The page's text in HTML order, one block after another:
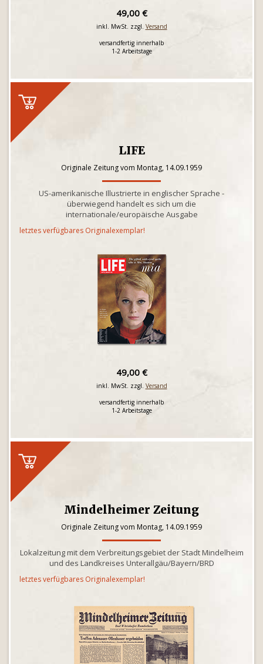
49,00 €
inkl. MwSt. zzgl. Versand
versandfertig innerhalb
1-2 Arbeitstage
LIFE
Originale Zeitung vom Montag, 14.09.1959
US-amerikanische Illustrierte in englischer Sprache -
überwiegend handelt es sich um die
internationale/europäische Ausgabe
letztes verfügbares Originalexemplar!
49,00 €
inkl. MwSt. zzgl. Versand
versandfertig innerhalb
1-2 Arbeitstage
Mindelheimer Zeitung
Originale Zeitung vom Montag, 14.09.1959
Lokalzeitung mit dem Verbreitungsgebiet der Stadt Mindelheim
und des Landkreises Unterallgäu/Bayern/BRD
letztes verfügbares Originalexemplar!